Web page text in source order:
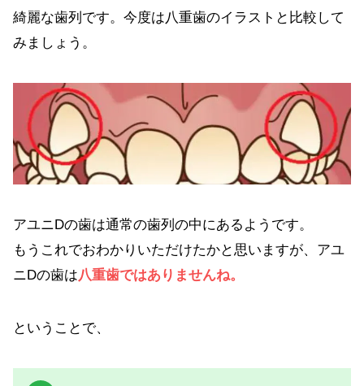
綺麗な歯列です。今度は八重歯のイラストと比較して
みましょう。
アユニDの歯は通常の歯列の中にあるようです。
もうこれでおわかりいただけたかと思いますが、アユ
ニDの歯は八重歯ではありませんね。
ということで、